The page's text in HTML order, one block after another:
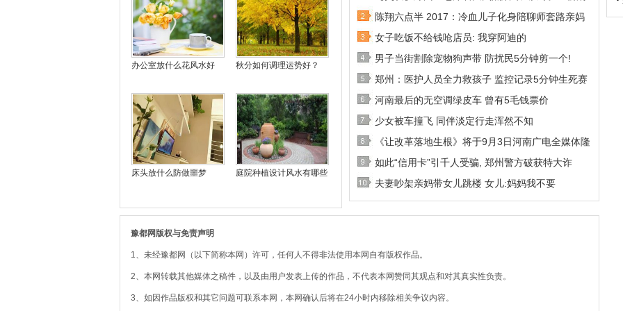
办公室放什么花风水好 秋分如何调理运势好？
床头放什么防做噩梦 庭院种植设计风水有哪些
陈翔六点半 2017：冷血儿子化身陪聊师套路亲妈
女子吃饭不给钱呛店员: 我穿阿迪的
男子当街割除宠物狗声带 防扰民5分钟剪一个!
郑州：医护人员全力救孩子 监控记录5分钟生死赛
河南最后的无空调绿皮车 曾有5毛钱票价
少女被车撞飞 同伴淡定行走浑然不知
《让改革落地生根》将于9月3日河南广电全媒体隆
如此“信用卡”引千人受骗, 郑州警方破获特大诈
夫妻吵架亲妈带女儿跳楼 女儿:妈妈我不要
豫都网版权与免责声明
1、未经豫都网（以下简称本网）许可，任何人不得非法使用本网自有版权作品。
2、本网转载其他媒体之稿件，以及由用户发表上传的作品，不代表本网赞同其观点和对其真实性负责。
3、如因作品版权和其它问题可联系本网，本网确认后将在24小时内移除相关争议内容。